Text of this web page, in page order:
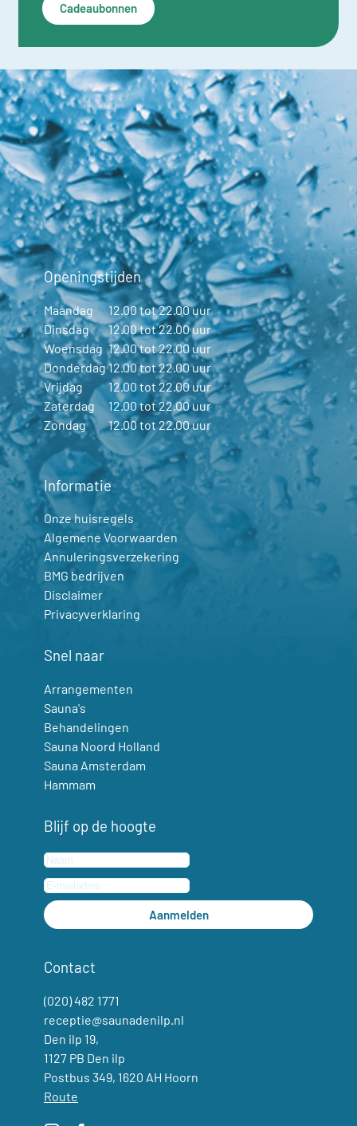
Cadeaubonnen
Openingstijden
Maandag
12.00 tot 22.00 uur
Dinsdag
12.00 tot 22.00 uur
Woensdag 12.00 tot 22.00 uur
Donderdag12.00 tot 22.00 uur
Vrijdag
12.00 tot 22.00 uur
Zaterdag
12.00 tot 22.00 uur
Zondag
12.00 tot 22.00 uur
Informatie
Onze huisregels
Algemene Voorwaarden
Annuleringsverzekering
BMG bedrijven
Disclaimer
Privacyverklaring
Snel naar
Arrangementen
Sauna's
Behandelingen
Sauna Noord Holland
Sauna Amsterdam
Hammam
Blijf op de hoogte
Aanmelden
Contact
(020) 482 1771
receptie@saunadenilp.nl
Den ilp 19,
1127 PB Den ilp
Postbus 349, 1620 AH Hoorn
Route